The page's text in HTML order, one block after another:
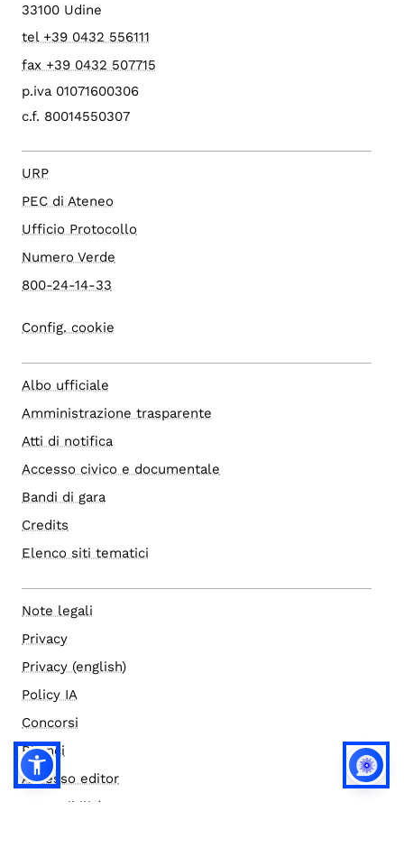
33100 Udine
tel +39 0432 556111
fax +39 0432 507715
p.iva 01071600306
c.f. 80014550307
URP
PEC di Ateneo
Ufficio Protocollo
Numero Verde
800-24-14-33
Config. cookie
Albo ufficiale
Amministrazione trasparente
Atti di notifica
Accesso civico e documentale
Bandi di gara
Credits
Elenco siti tematici
Note legali
Privacy
Privacy (english)
Policy IA
Concorsi
Bilanci
Accesso editor
Accessibilità